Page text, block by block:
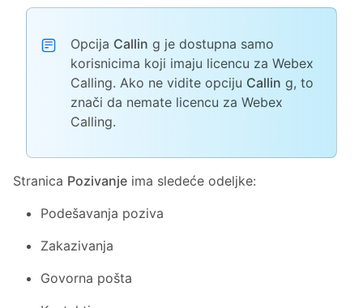
Opcija Callin g je dostupna samo
korisnicima koji imaju licencu za Webex
Calling. Ako ne vidite opciju Callin g, to
znači da nemate licencu za Webex
Calling.
Stranica Pozivanje ima sledeće odeljke:
Podešavanja poziva
Zakazivanja
Govorna pošta